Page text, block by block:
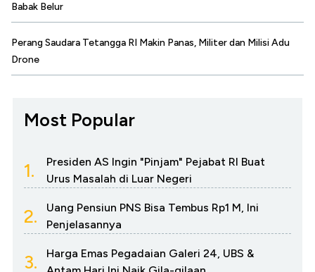
Babak Belur
Perang Saudara Tetangga RI Makin Panas, Militer dan Milisi Adu
Drone
Most Popular
1.
Presiden AS Ingin "Pinjam" Pejabat RI Buat
Urus Masalah di Luar Negeri
2.
Uang Pensiun PNS Bisa Tembus Rp1 M, Ini
Penjelasannya
3.
Harga Emas Pegadaian Galeri 24, UBS &